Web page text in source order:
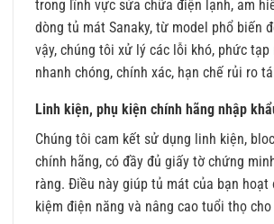
trong lĩnh vực sửa chữa điện lạnh, am
dòng tủ mát Sanaky, từ model phổ biến
vậy, chúng tôi xử lý các lỗi khó, phức tạp
nhanh chóng, chính xác, hạn chế rủi ro
Linh kiện, phụ kiện chính hãng nhập
Chúng tôi cam kết sử dụng linh kiện,
chính hãng, có đầy đủ giấy tờ chứng
ràng. Điều này giúp tủ mát của bạn
kiệm điện năng và nâng cao tuổi thọ